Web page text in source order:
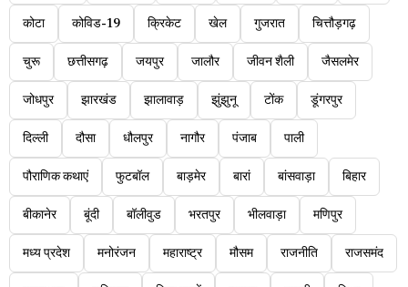
कोटा कोविड-19 क्रिकेट खेल गुजरात चित्तौड़गढ़
चुरू छत्तीसगढ़ जयपुर जालौर जीवन शैली जैसलमेर
जोधपुर झारखंड झालावाड़ झुंझुनू टोंक डूंगरपुर
दिल्ली दौसा धौलपुर नागौर पंजाब पाली
पौराणिक कथाएं फुटबॉल बाड़मेर बारां बांसवाड़ा बिहार
बीकानेर बूंदी बॉलीवुड भरतपुर भीलवाड़ा मणिपुर
मध्य प्रदेश मनोरंजन महाराष्ट्र मौसम राजनीति राजसमंद